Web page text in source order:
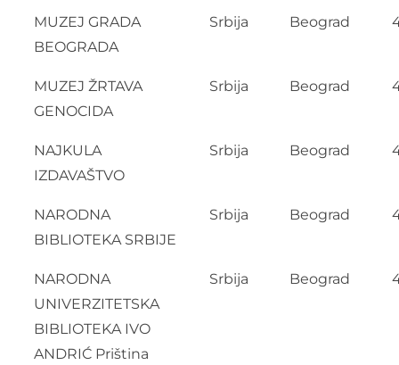
MUZEJ GRADA
BEOGRADA
Srbija Beograd
MUZEJ ŽRTAVA
GENOCIDA
Srbija Beograd
NAJKULA
IZDAVAŠTVO
Srbija Beograd
NARODNA
BIBLIOTEKA SRBIJE
Srbija Beograd
NARODNA
UNIVERZITETSKA
BIBLIOTEKA IVO
ANDRIĆ Priština
Srbija Beograd